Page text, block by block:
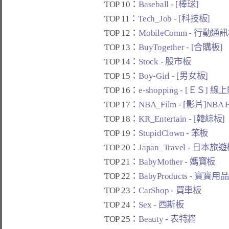
TOP 10：Baseball - [棒球]
TOP 11：Tech_Job - [科技板]
TOP 12：MobileComm - 行動通
TOP 13：BuyTogether - [合購板]
TOP 14： Stock - 股市板
TOP 15：Boy-Girl - [男女板]
TOP 16：e-shopping - [ＥＳ] 線
TOP 17：NBA_Film - [影片]NBA
TOP 18：KR_Entertain - [韓綜板]
TOP 19： StupidClown - 笨板
TOP 20：Japan_Travel - 日本旅遊
TOP 21：BabyMother - 媽寶板
TOP 22：BabyProducts - 寶寶用
TOP 23：CarShop - 買車板
TOP 24： Sex - 西斯板
TOP 25：Beauty - 表特牆